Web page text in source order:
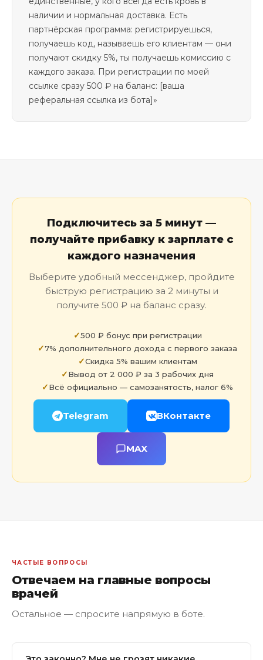
наличии и нормальная доставка. Есть
партнёрская программа: регистрируешься,
получаешь код, называешь его клиентам — они
получают скидку 5%, ты получаешь комиссию с
каждого заказа. При регистрации по моей
ссылке сразу 500 ₽ на баланс: [ваша
реферальная ссылка из бота]»
Подключитесь за 5 минут —
получайте прибавку к зарплате с
каждого назначения
Выберите удобный мессенджер, пройдите
быструю регистрацию за 2 минуты и
получите 500 ₽ на баланс сразу.
500 ₽ бонус при регистрации
7% дополнительного дохода с первого заказа
Скидка 5% вашим клиентам
Вывод от 2 000 ₽ за 3 рабочих дня
Всё официально — самозанятость, налог 6%
Telegram ВКонтакте
MAX
ЧАСТЫЕ ВОПРОСЫ
Отвечаем на главные вопросы
врачей
Остальное — спросите напрямую в боте.